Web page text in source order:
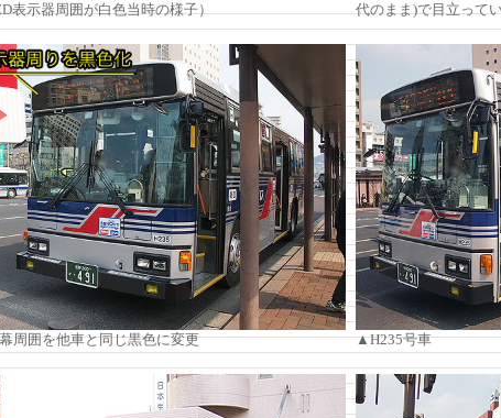
示器周囲が白色当時の様子）
代のまま)で目立って
周囲を他車と同じ黒色に変更 ▲H235号車